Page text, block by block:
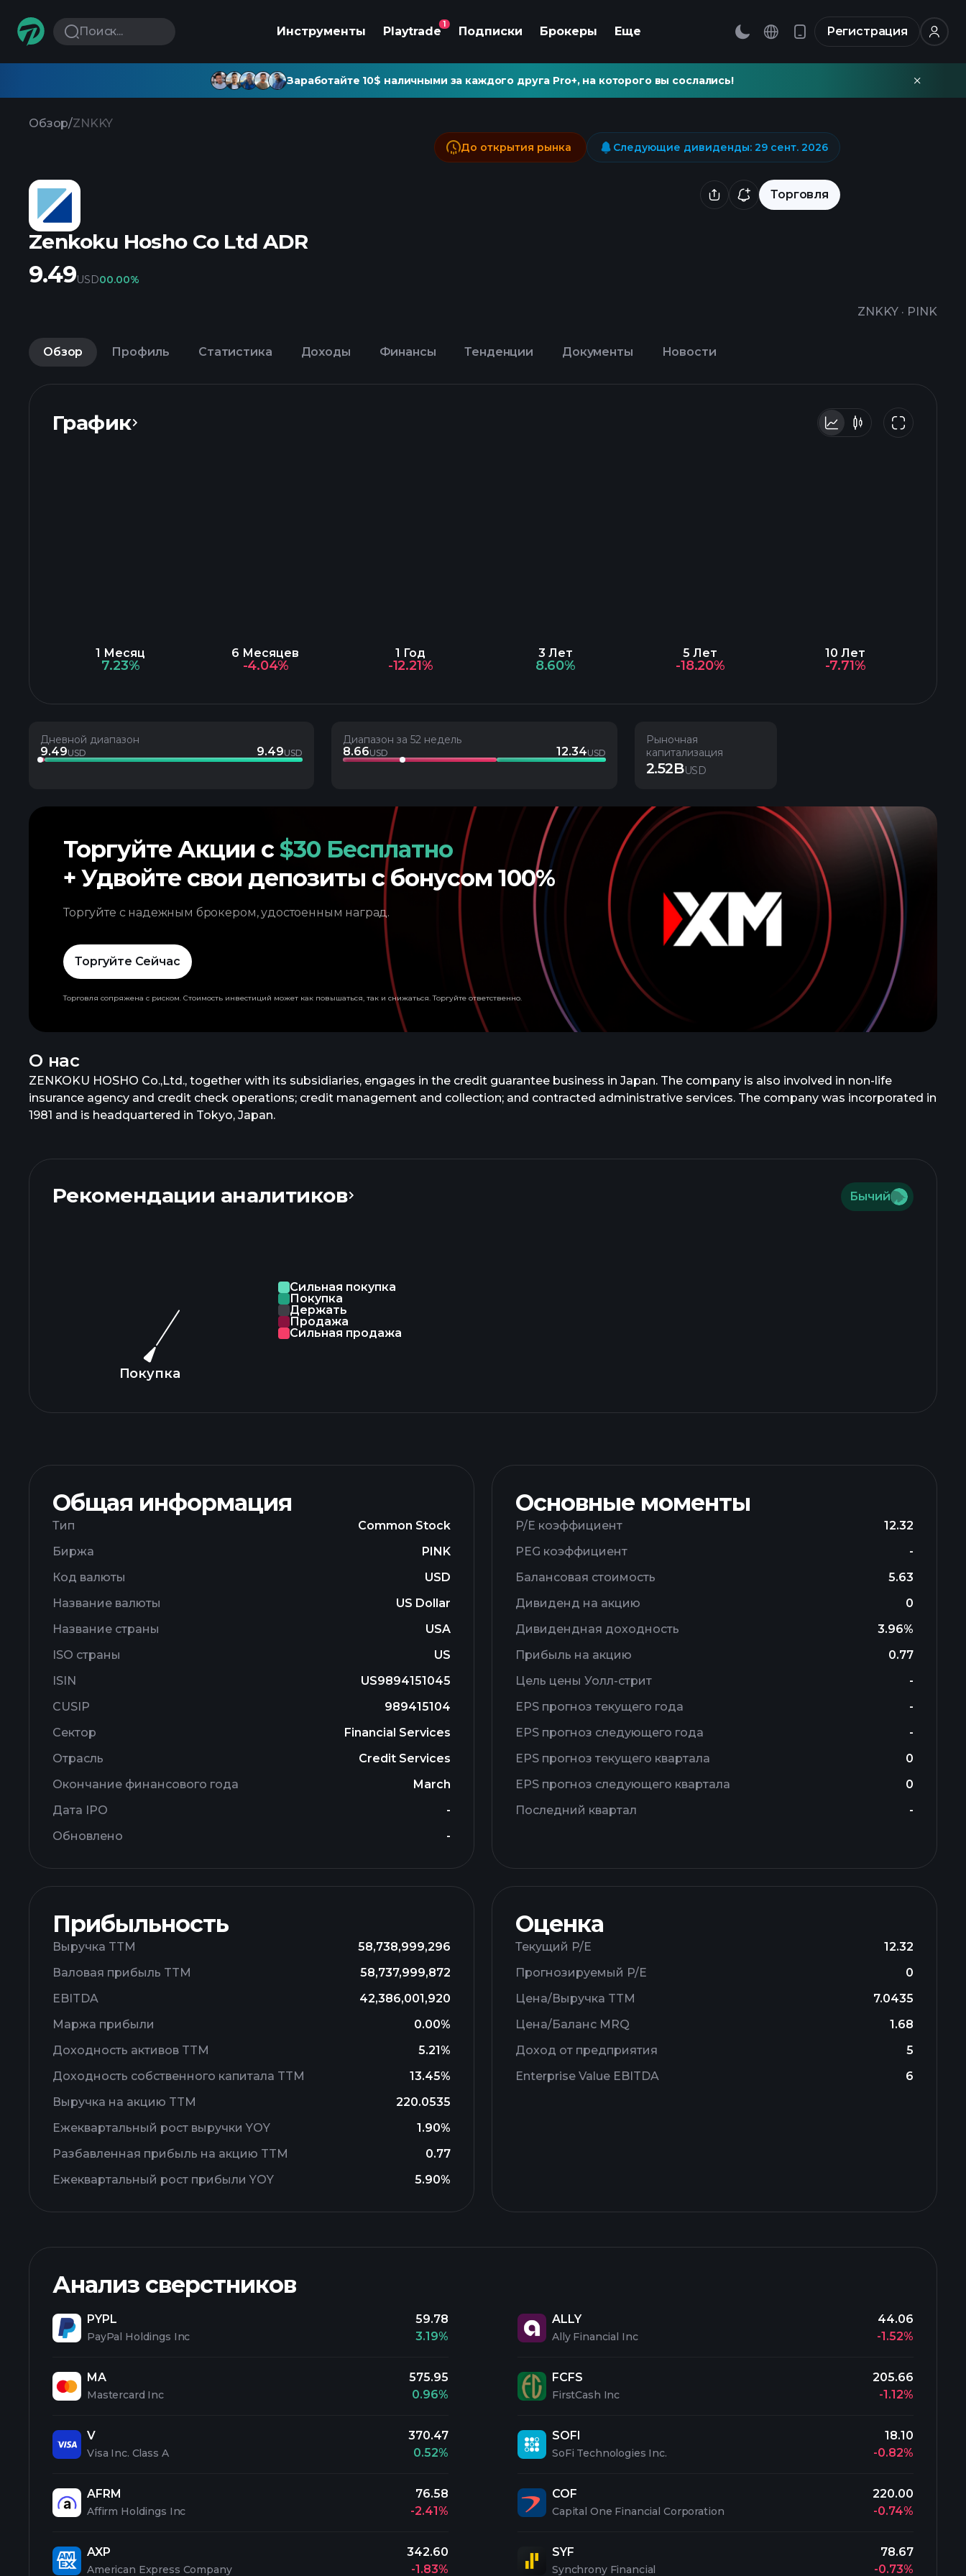
Поиск... Инструменты Playtrade
1
Подписки Брокеры Еще Регистрация
Заработайте 10$ наличными за каждого друга Pro+, на которого вы сослались!
Обзор/ZNKKY
Торговля
Zenkoku Hosho Co Ltd ADR
ZNKKY · PINK
До открытия рынка Следующие дивиденды: 29 сент. 2026
9.49USD00.00%
Обзор Профиль Статистика Доходы Финансы Тенденции Документы Новости
График
1 Месяц
7.23%
6 Месяцев
-4.04%
1 Год
-12.21%
3 Лет
8.60%
5 Лет
-18.20%
10 Лет
-7.71%
Рекомендации аналитиков Бычий
Покупка
Сильная покупка
Покупка
Держать
Продажа
Сильная продажа
Дневной диапазон
9.49USD 9.49USD
Диапазон за 52 недель
8.66USD 12.34USD
Рыночная
капитализация
2.52BUSD
О нас
ZENKOKU HOSHO Co.,Ltd., together with its subsidiaries, engages in the credit guarantee business in Japan. The company is also involved in non-life
insurance agency and credit check operations; credit management and collection; and contracted administrative services. The company was incorporated in
1981 and is headquartered in Tokyo, Japan.
Общая информация
Тип
Common Stock
Биржа
PINK
Код валюты
USD
Название валюты
US Dollar
Название страны
USA
ISO страны
US
ISIN
US9894151045
CUSIP
989415104
Сектор
Financial Services
Отрасль
Credit Services
Окончание финансового года
March
Дата IPO
-
Обновлено
-
Основные моменты
P/E коэффициент
12.32
PEG коэффициент
-
Балансовая стоимость
5.63
Дивиденд на акцию
0
Дивидендная доходность
3.96%
Прибыль на акцию
0.77
Цель цены Уолл-стрит
-
EPS прогноз текущего года
-
EPS прогноз следующего года
-
EPS прогноз текущего квартала
0
EPS прогноз следующего квартала
0
Последний квартал
-
Прибыльность
Выручка TTM
58,738,999,296
Валовая прибыль TTM
58,737,999,872
EBITDA
42,386,001,920
Маржа прибыли
0.00%
Доходность активов TTM
5.21%
Доходность собственного капитала TTM
13.45%
Выручка на акцию TTM
220.0535
Ежеквартальный рост выручки YOY
1.90%
Разбавленная прибыль на акцию TTM
0.77
Ежеквартальный рост прибыли YOY
5.90%
Оценка
Текущий P/E
12.32
Прогнозируемый P/E
0
Цена/Выручка TTM
7.0435
Цена/Баланс MRQ
1.68
Доход от предприятия
5
Enterprise Value EBITDA
6
Анализ сверстников
PYPL
PayPal Holdings Inc
59.78
3.19%
MA
Mastercard Inc
575.95
0.96%
V
Visa Inc. Class A
370.47
0.52%
AFRM
Affirm Holdings Inc
76.58
-2.41%
AXP
American Express Company
342.60
-1.83%
ALLY
Ally Financial Inc
44.06
-1.52%
FCFS
FirstCash Inc
205.66
-1.12%
SOFI
SoFi Technologies Inc.
18.10
-0.82%
COF
Capital One Financial Corporation
220.00
-0.74%
SYF
Synchrony Financial
78.67
-0.73%
Торгуйте Акции с$30 Бесплатно
+ Удвойте свои депозиты с бонусом 100%
Торгуйте с надежным брокером, удостоенным наград.
Торгуйте Сейчас
Торговля сопряжена с риском. Стоимость инвестиций может как повышаться, так и снижаться. Торгуйте ответственно.